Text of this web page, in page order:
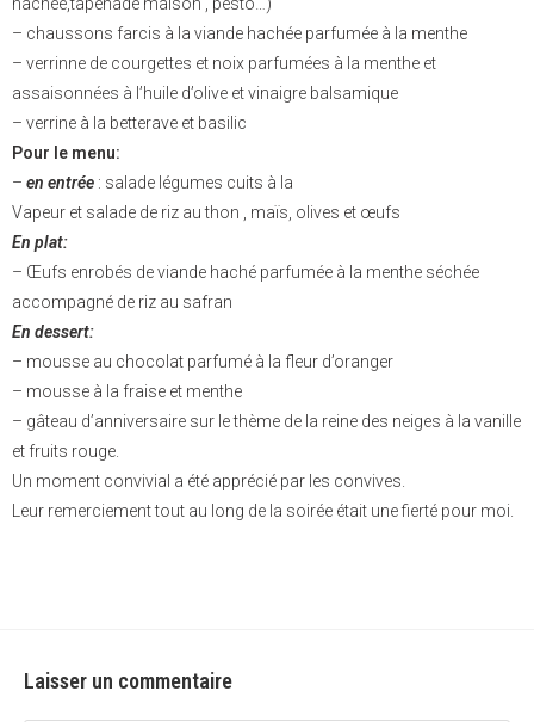
hachée,tapenade maison , pesto…)
– chaussons farcis à la viande hachée parfumée à la menthe
– verrinne de courgettes et noix parfumées à la menthe et
assaisonnées à l’huile d’olive et vinaigre balsamique
– verrine à la betterave et basilic
Pour le menu:
– en entrée : salade légumes cuits à la
Vapeur et salade de riz au thon , maïs, olives et œufs
En plat:
– Œufs enrobés de viande haché parfumée à la menthe séchée
accompagné de riz au safran
En dessert:
– mousse au chocolat parfumé à la fleur d’oranger
– mousse à la fraise et menthe
– gâteau d’anniversaire sur le thème de la reine des neiges à la vanille
et fruits rouge.
Un moment convivial a été apprécié par les convives.
Leur remerciement tout au long de la soirée était une fierté pour moi.
Laisser un commentaire